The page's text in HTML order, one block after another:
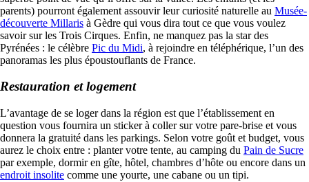
parents) pourront également assouvir leur curiosité naturelle au Musée-
découverte Millaris à Gèdre qui vous dira tout ce que vous voulez
savoir sur les Trois Cirques. Enfin, ne manquez pas la star des
Pyrénées : le célèbre Pic du Midi, à rejoindre en téléphérique, l’un des
panoramas les plus époustouflants de France.
Restauration et logement
L’avantage de se loger dans la région est que l’établissement en
question vous fournira un sticker à coller sur votre pare-brise et vous
donnera la gratuité dans les parkings. Selon votre goût et budget, vous
aurez le choix entre : planter votre tente, au camping du Pain de Sucre
par exemple, dormir en gîte, hôtel, chambres d’hôte ou encore dans un
endroit insolite comme une yourte, une cabane ou un tipi.